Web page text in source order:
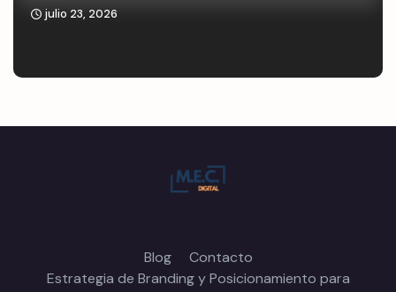
julio 23, 2026
Blog
Contacto
Estrategia de Branding y Posicionamiento para